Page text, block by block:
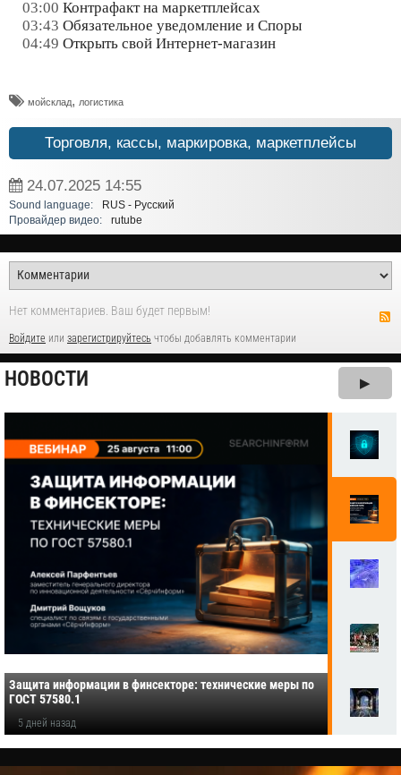
03:00 Контрафакт на маркетплейсах
03:43 Обязательное уведомление и Споры
04:49 Открыть свой Интернет-магазин
мойсклад, логистика
Торговля, кассы, маркировка, маркетплейсы
24.07.2025 14:55
Sound language:
RUS - Русский
Провайдер видео:
rutube
Нет комментариев. Ваш будет первым!
Войдите или зарегистрируйтесь чтобы добавлять комментарии
НОВОСТИ ▶
Защита информации в финсекторе: технические меры по
ГОСТ 57580.1
5 дней назад